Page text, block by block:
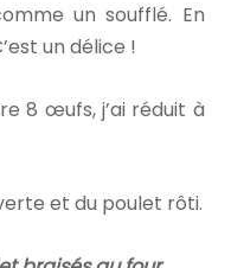
un soufflé. En
un délice !
8 œufs, j’ai réduit à
et du poulet rôti.